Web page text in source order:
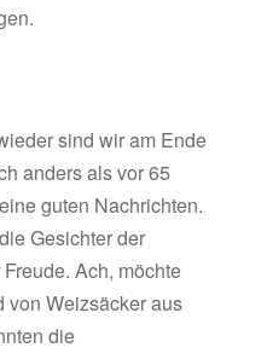
sind wir am Ende
anders als vor 65
guten Nachrichten.
Gesichter der
Ach, möchte
von Weizsäcker aus
die